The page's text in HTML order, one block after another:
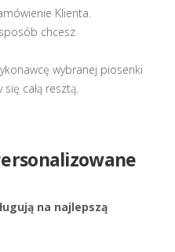
Klienta.
chcesz
wybranej piosenki
całą resztą.
na najlepszą